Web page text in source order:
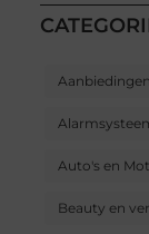
Aanbiedingen
Auto's en
Beauty en